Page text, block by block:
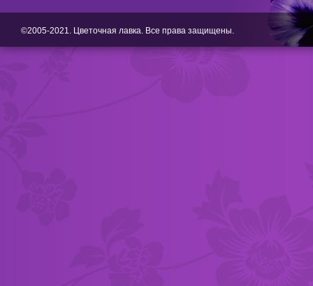
©2005-2021. Цветочная лавка. Все права защищены.